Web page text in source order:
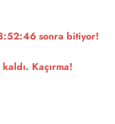
sonra bitiyor!
kaldı. Kaçırma!